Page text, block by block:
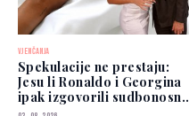
VJENČANJA
Spekulacije ne prestaju:
Jesu li Ronaldo i Georgina
ipak izgovorili sudbonosno
"da"?